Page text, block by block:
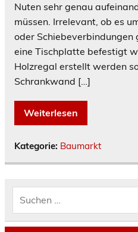
Nuten sehr genau
müssen. Irrelevant, ob es
oder Schiebeverbindungen
eine Tischplatte befestigt
Holzregal erstellt werden
Schrankwand […]
Weiterlesen
Kategorie: Baumarkt